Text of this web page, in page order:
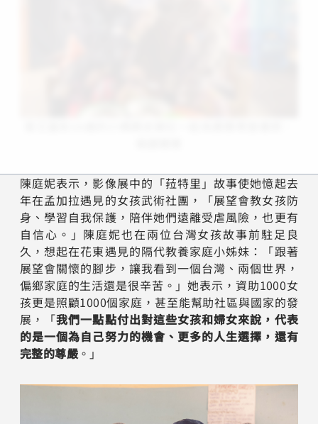
陳庭妮表示，影像展中的「菈特里」故事使她憶起去
年在孟加拉遇見的女孩武術社團，「展望會教女孩防
身、學習自我保護，陪伴她們遠離受虐風險，也更有
自信心。」陳庭妮也在兩位台灣女孩故事前駐足良
久，想起在花東遇見的隔代教養家庭小姊妹：「跟著
展望會關懷的腳步，讓我看到一個台灣、兩個世界，
偏鄉家庭的生活還是很辛苦。」她表示，資助1000女
孩更是照顧1000個家庭，甚至能幫助社區與國家的發
展，「我們一點點付出對這些女孩和婦女來說，代表
的是一個為自己努力的機會、更多的人生選擇，還有
完整的尊嚴 。」